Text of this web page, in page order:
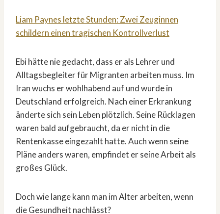
Liam Paynes letzte Stunden: Zwei Zeuginnen
schildern einen tragischen Kontrollverlust
Ebi hätte nie gedacht, dass er als Lehrer und
Alltagsbegleiter für Migranten arbeiten muss. Im
Iran wuchs er wohlhabend auf und wurde in
Deutschland erfolgreich. Nach einer Erkrankung
änderte sich sein Leben plötzlich. Seine Rücklagen
waren bald aufgebraucht, da er nicht in die
Rentenkasse eingezahlt hatte. Auch wenn seine
Pläne anders waren, empfindet er seine Arbeit als
großes Glück.
Doch wie lange kann man im Alter arbeiten, wenn
die Gesundheit nachlässt?